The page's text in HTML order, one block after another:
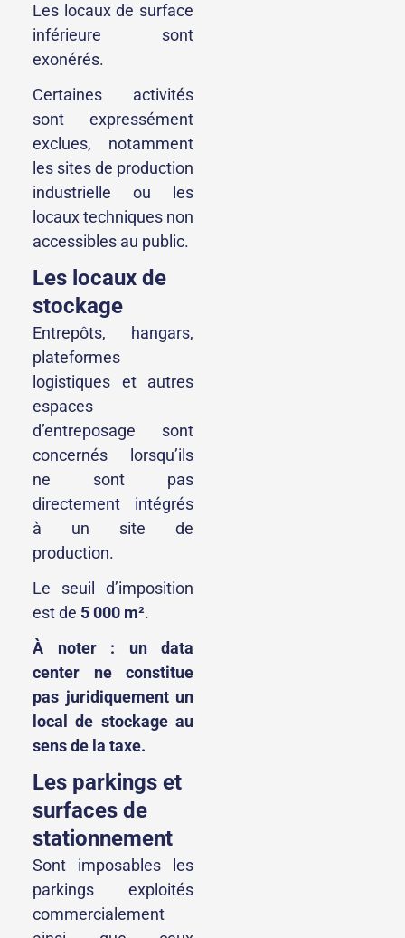
Les locaux de surface
inférieure sont
exonérés.
Certaines activités
sont expressément
exclues, notamment
les sites de production
industrielle ou les
locaux techniques non
accessibles au public.
Les locaux de
stockage
Entrepôts, hangars,
plateformes
logistiques et autres
espaces
d’entreposage sont
concernés lorsqu’ils
ne sont pas
directement intégrés
à un site de
production.
Le seuil d’imposition
est de 5 000 m².
À noter : un data
center ne constitue
pas juridiquement un
local de stockage au
sens de la taxe.
Les parkings et
surfaces de
stationnement
Sont imposables les
parkings exploités
commercialement